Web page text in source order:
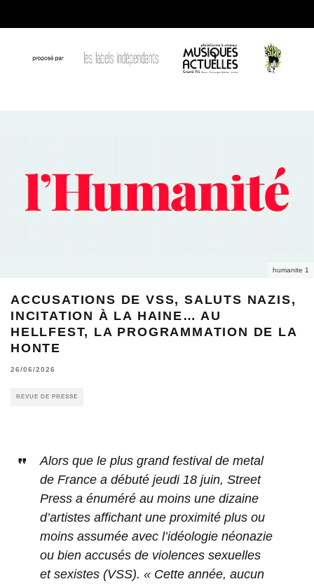
humanite 1
ACCUSATIONS DE VSS, SALUTS NAZIS,
INCITATION À LA HAINE… AU
HELLFEST, LA PROGRAMMATION DE LA
HONTE
26/06/2026
REVUE DE PRESSE
Alors que le plus grand festival de metal
de France a débuté jeudi 18 juin, Street
Press a énuméré au moins une dizaine
d’artistes affichant une proximité plus ou
moins assumée avec l’idéologie néonazie
ou bien accusés de violences sexuelles
et sexistes (VSS). « Cette année, aucun